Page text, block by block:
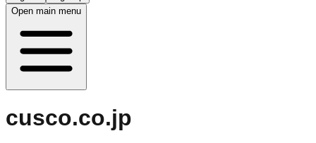
Open main menu
cusco.co.jp